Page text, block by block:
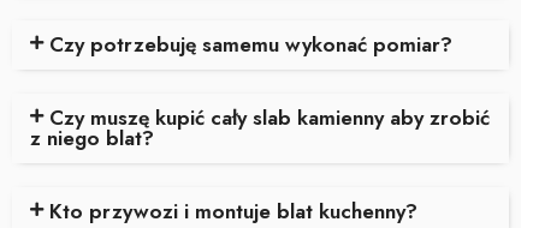
Czy potrzebuję samemu wykonać pomiar?
Czy muszę kupić cały slab kamienny aby zrobić
z niego blat?
Kto przywozi i montuje blat kuchenny?